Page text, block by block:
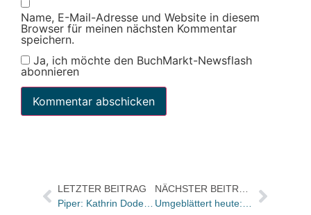
Name, E-Mail-Adresse und Website in diesem
Browser für meinen nächsten Kommentar
speichern.
Ja, ich möchte den BuchMarkt-Newsflash
abonnieren
LETZTER BEITRAG
Piper: Kathrin Dodenhoeft neu im Fantasy-Lektorat, Anja Hänsel verantwortet Lektorat Paperback Sachbuch